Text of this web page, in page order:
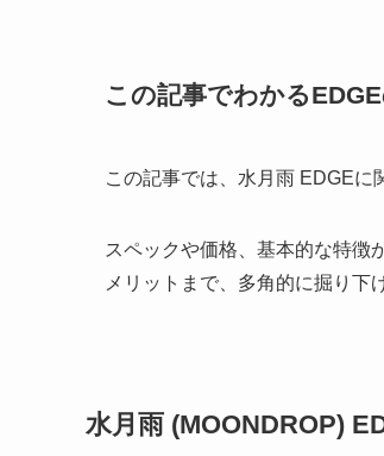
この記事でわかる
この記事では、水月雨 EDGEに
スペックや価格、基本的な特徴
メリットまで、多角的に掘り下
水月雨 (MOONDROP)